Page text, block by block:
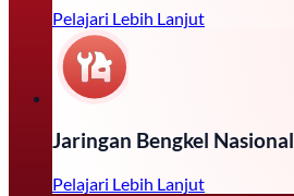
Pelajari Lebih Lanjut
Jaringan Bengkel Nasional
Pelajari Lebih Lanjut